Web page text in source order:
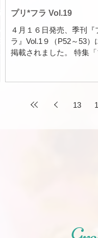
プリ*フラ Vol.19
４月１６日発売、季刊『
ラ』Vol.1９（P52～53）
掲載されました。 特集
アレンジ2点が掲載され
13